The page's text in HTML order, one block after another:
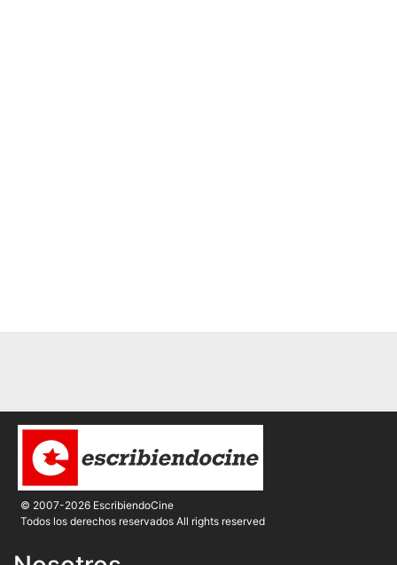
© 2007-2026 EscribiendoCine
Todos los derechos reservados All rights reserved